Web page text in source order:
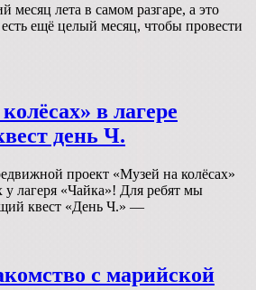
месяц лета в самом разгаре, а это
есть ещё целый месяц, чтобы провести
в лагере
день Ч.
проект «Музей на колёсах»
у лагеря «Чайка»! Для ребят мы
квест «День Ч.» —
с марийской